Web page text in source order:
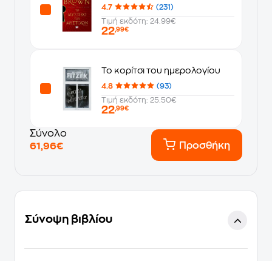
4.7
(231)
Τιμή εκδότη: 24.99€
22,99€
Το κορίτσι του ημερολογίου
4.8
(93)
Τιμή εκδότη: 25.50€
22,99€
Σύνολο
61,96€
Προσθήκη
Σύνοψη βιβλίου